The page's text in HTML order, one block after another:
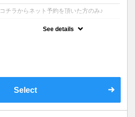
コチラからネット予約を頂いた方のみ♪
See details
Select